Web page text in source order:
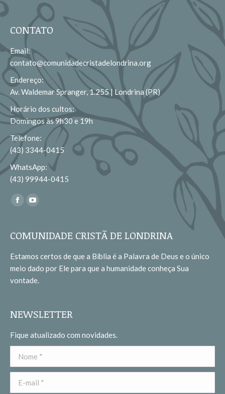
CONTATO
Email:
contato@comunidadecristadelondrina.org
Endereço:
Av. Waldemar Spranger, 1.255 | Londrina (PR)
Horário dos cultos:
Domingos às 9h30 e 19h
Telefone:
(43) 3344-0415
WhatsApp:
(43) 99944-0415
Encontre-nos em:
Facebook
opens
new
window
opens
new
window
COMUNIDADE CRISTÃ DE LONDRINA
Estamos certos de que a Bíblia é a Palavra de Deus e o único
meio dado por Ele para que a humanidade conheça Sua
vontade.
NEWSLETTER
Fique atualizado com novidades.
Nome *
E-mail *